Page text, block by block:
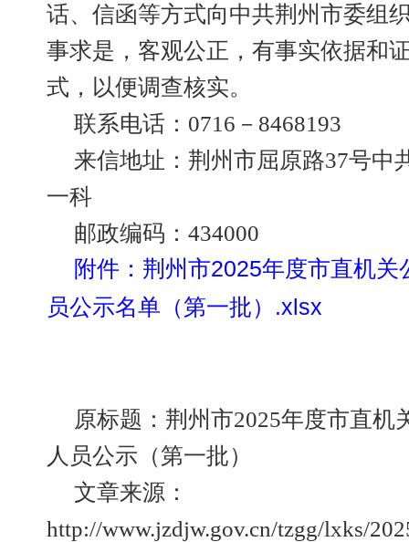
话、信函等方式向中共荆州市委组
事求是，客观公正，有事实依据和
式，以便调查核实。
联系电话：0716－8468193
来信地址：荆州市屈原路37号中
一科
邮政编码：434000
附件：荆州市2025年度市直机
员公示名单（第一批）.xlsx
原标题：荆州市2025年度市直机
人员公示（第一批）
文章来源：
http://www.jzdjw.gov.cn/tzgg/lxks/